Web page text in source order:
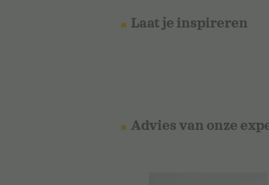
Laat je inspireren
Advies van onze